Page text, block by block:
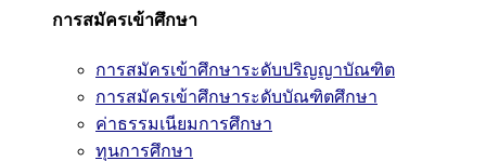
การสมัครเข้าศึกษา
การสมัครเข้าศึกษาระดับปริญญาบัณฑิต
การสมัครเข้าศึกษาระดับบัณฑิตศึกษา
ค่าธรรมเนียมการศึกษา
ทุนการศึกษา